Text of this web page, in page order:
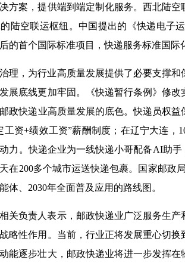
方案，提供端到端定制化服务。西北陆
陆空联运枢纽。中国提出的《快递电子
的首个国际标准项目，快递服务标准国际
理，为行业高质量发展提供了必要支撑
展底线更加牢固。《快递暂行条例》修
政快递业高质量发展的底色。快递员权
工资+绩效工资”薪酬制度；在辽宁大连
力。快递企业为一线快递小哥配备AI助
在200多个城市运送快递包裹。国家邮政
体、2030年全面普及应用的路线图。
关负责人表示，邮政快递业广泛服务生
略性作用。当前，行业正将发展重心切
能逐步壮大，邮政快递业将进一步发挥